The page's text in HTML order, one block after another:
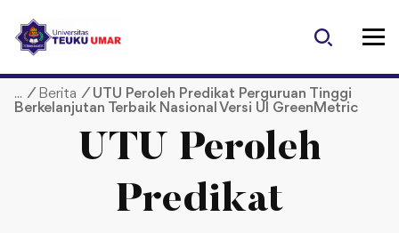
p
/ Berita / UTU Peroleh Predikat Perguruan Tinggi
Berkelanjutan Terbaik Nasional Versi UI GreenMetric
UTU Peroleh
Predikat